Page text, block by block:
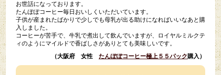
お世話になっております。
たんぽぽコーヒー毎日おいしくいただいています。
子供が産まれたばかりで少しでも母乳が出る助けになればいいなあと購
入しました。
コーヒーが苦手で、牛乳で煮出して飲んでいますが、ロイヤルミルクテ
ィのようにマイルドで香ばしさがありとても美味しいです。
（大阪府 女性 たんぽぽコーヒー極上５５パック購入）